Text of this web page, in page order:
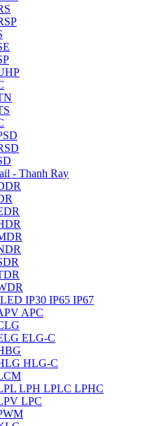
- Thanh Ray
IP30 IP65 IP67
APC
ELG-C
HLG-C
LPH LPLC LPHC
LPC